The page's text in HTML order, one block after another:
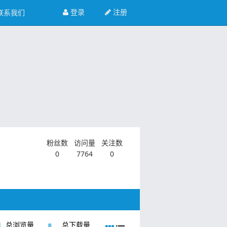
注册
登录
系我们
粉丝数
0
访问量
7764
关注数
0
总浏览量 总下载量